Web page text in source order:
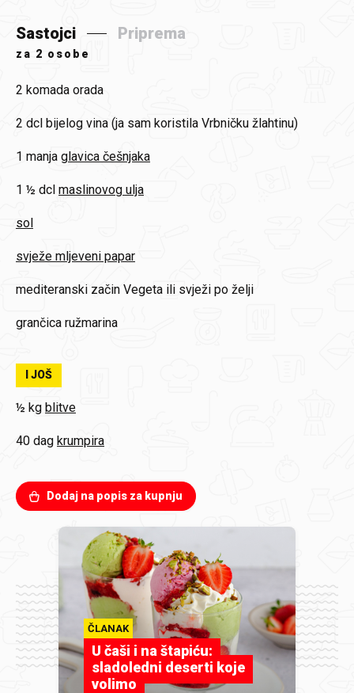
Sastojci Priprema
za 2 osobe
2 komada orada
2 dcl bijelog vina (ja sam koristila Vrbničku žlahtinu)
1 manja glavica češnjaka
1 ½ dcl maslinovog ulja
sol
svježe mljeveni papar
mediteranski začin Vegeta ili svježi po želji
grančica ružmarina
I JOŠ
½ kg blitve
40 dag krumpira
Dodaj na popis za kupnju
ČLANAK
U čaši i na štapiću:
sladoledni deserti koje
volimo